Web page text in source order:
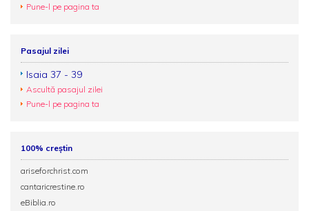
Pune-l pe pagina ta
Pasajul zilei
Isaia 37 - 39
Ascultă pasajul zilei
Pune-l pe pagina ta
100% creștin
ariseforchrist.com
cantaricrestine.ro
eBiblia.ro